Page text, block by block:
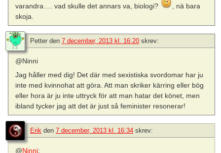
varandra…. vad skulle det annars va, biologi?
, nä bara
skoja.
Petter den 7 december, 2013 kl. 16:20 skrev:
@Ninni
Jag håller med dig! Det där med sexistiska svordomar har ju
inte med kvinnohat att göra. Att man skriker kärring eller bög
eller hora är ju inte uttryck för att man hatar det könet, men
ibland tycker jag att det är just så feminister resonerar!
Erik den 7 december, 2013 kl. 16:34 skrev:
@Ninni: